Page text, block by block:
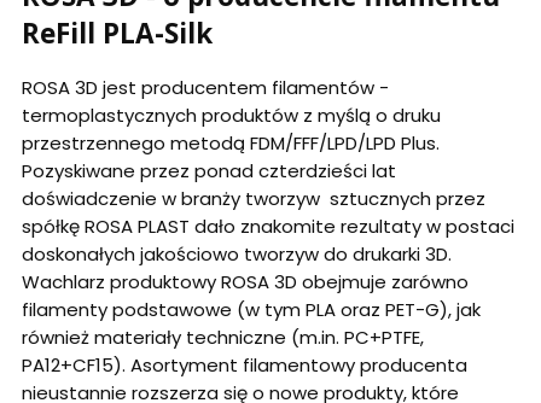
ReFill PLA-Silk
ROSA 3D jest producentem filamentów -
termoplastycznych produktów z myślą o druku
przestrzennego metodą FDM/FFF/LPD/LPD Plus.
Pozyskiwane przez ponad czterdzieści lat
doświadczenie w branży tworzyw sztucznych przez
spółkę ROSA PLAST dało znakomite rezultaty w postaci
doskonałych jakościowo tworzyw do drukarki 3D.
Wachlarz produktowy ROSA 3D obejmuje zarówno
filamenty podstawowe (w tym PLA oraz PET-G), jak
również materiały techniczne (m.in. PC+PTFE,
PA12+CF15). Asortyment filamentowy producenta
nieustannie rozszerza się o nowe produkty, które